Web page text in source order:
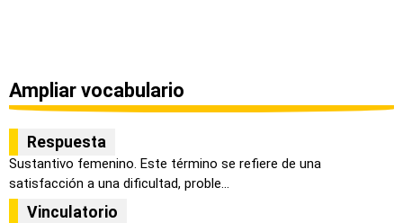
Ampliar vocabulario
Respuesta
Sustantivo femenino. Este término se refiere de una
satisfacción a una dificultad, proble...
Vinculatorio